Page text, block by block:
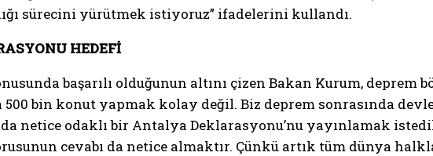
sürecini yürütmek istiyoruz” ifadelerini kullandı.
HEDEFİ
başarılı olduğunun altını çizen Bakan Kurum, deprem
bin konut yapmak kolay değil. Biz deprem sonrasında
netice odaklı bir Antalya Deklarasyonu’nu yayınlamak
cevabı da netice almaktır. Çünkü artık tüm dünya